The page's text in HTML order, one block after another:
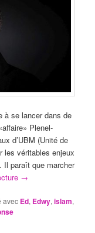
à se lancer dans de
Plenel-
d’UBM (Unité de
les véritables enjeux
Il paraît que marcher
→
avec Ed, Edwy,islam,